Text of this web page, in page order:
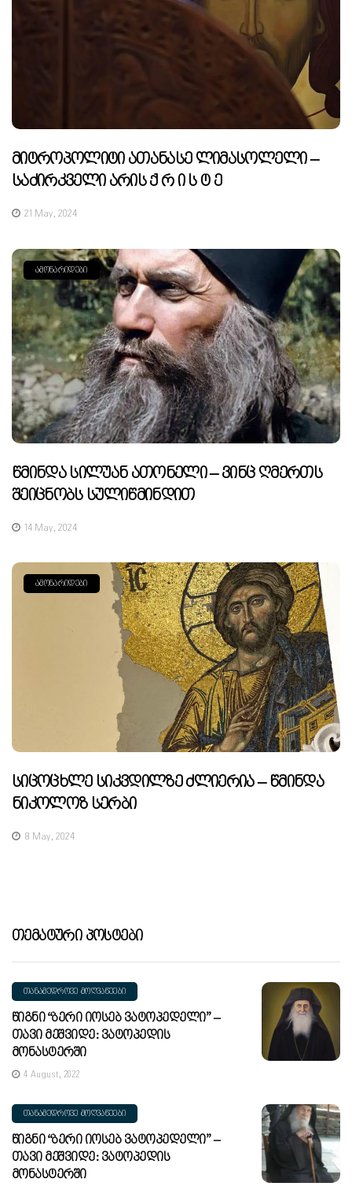
Მიტროპოლიტი Ათანასე Ლიმასოლელი –
Საძირკველი Არის Ქ Რ Ი Ს Ტ Ე
21 May, 2024
ᲐᲛᲝᲜᲐᲠᲘᲓᲔᲑᲘ
Წმინდა Სილუან Ათონელი – Ვინც Ღმერთს
Შეიცნობს Სულიწმინდით
14 May, 2024
ᲐᲛᲝᲜᲐᲠᲘᲓᲔᲑᲘ
Სიცოცხლე Სიკვდილზე Ძლიერია – Წმინდა
Ნიკოლოზ Სერბი
8 May, 2024
Თემატური Პოსტები
ᲗᲐᲜᲐᲛᲔᲓᲠᲝᲕᲔ ᲛᲝᲦᲕᲐᲬᲔᲔᲑᲘ
Წიგნი “ბერი Იოსებ Ვატოპედელი” –
Თავი Მეშვიდე: Ვატოპედის
Მონასტერში
4 August, 2022
ᲗᲐᲜᲐᲛᲔᲓᲠᲝᲕᲔ ᲛᲝᲦᲕᲐᲬᲔᲔᲑᲘ
Წიგნი “ბერი Იოსებ Ვატოპედელი” –
Თავი Მეშვიდე: Ვატოპედის
Მონასტერში